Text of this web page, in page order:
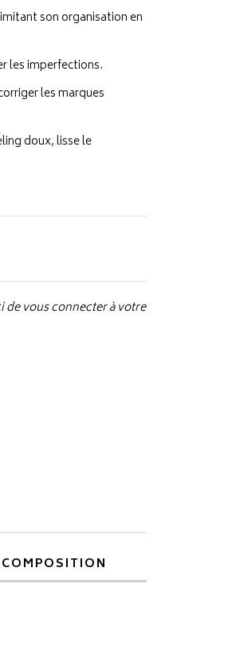
son organisation en
les imperfections.
les marques
doux, lisse le
de vous connecter à votre
COMPOSITION